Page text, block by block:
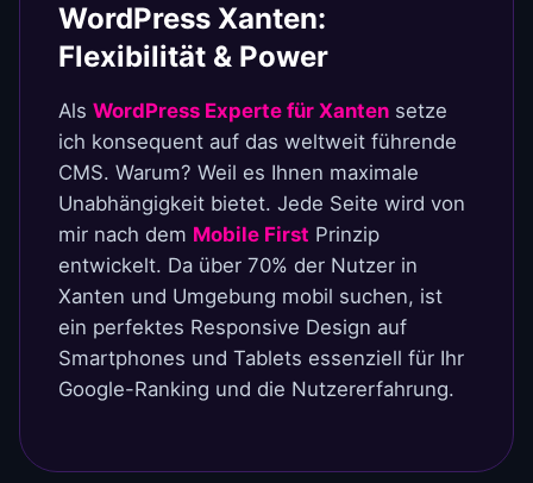
WordPress Xanten:
Flexibilität & Power
Als WordPress Experte für Xanten setze
ich konsequent auf das weltweit führende
CMS. Warum? Weil es Ihnen maximale
Unabhängigkeit bietet. Jede Seite wird von
mir nach dem Mobile First Prinzip
entwickelt. Da über 70% der Nutzer in
Xanten und Umgebung mobil suchen, ist
ein perfektes Responsive Design auf
Smartphones und Tablets essenziell für Ihr
Google-Ranking und die Nutzererfahrung.